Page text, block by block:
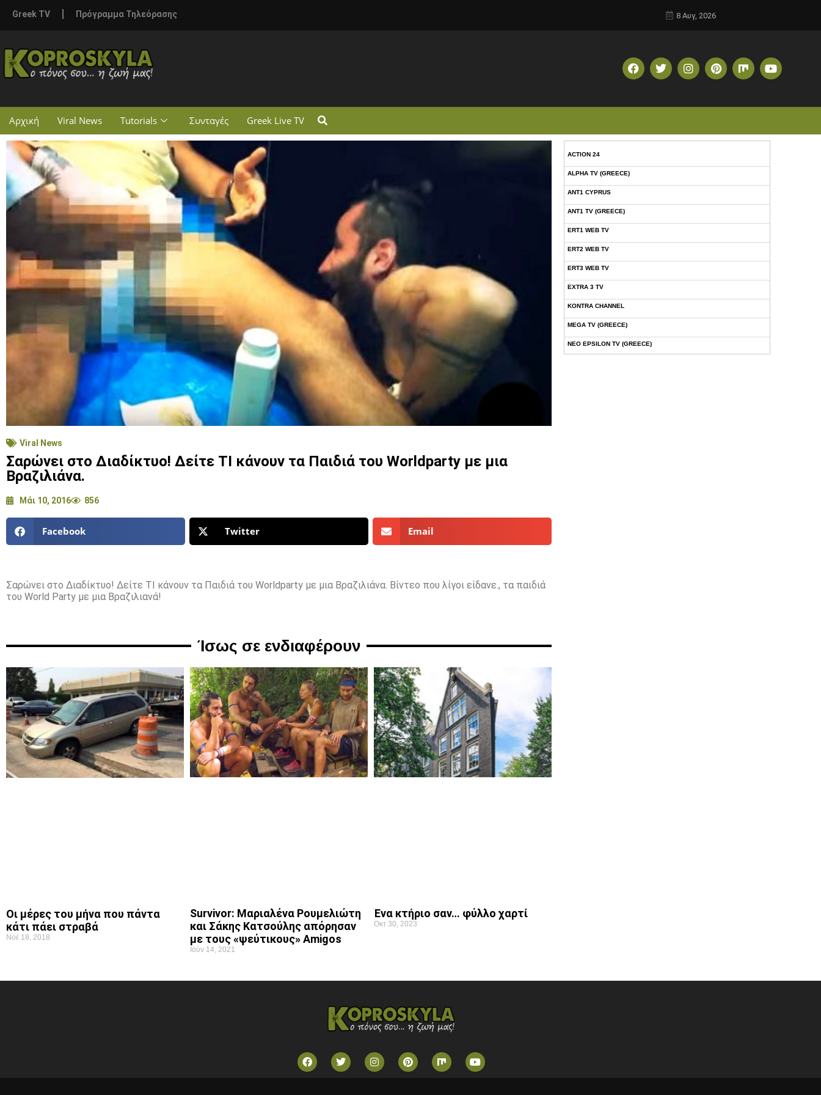
Greek TV Πρόγραμμα Τηλεόρασης 8 Αυγ, 2026
Αρχική Viral News Tutorials Συνταγές Greek Live TV
Viral News
Σαρώνει στο Διαδίκτυο! Δείτε ΤΙ κάνουν τα Παιδιά του Worldparty με μια
Βραζιλιάνα.
Μάι 10, 2016 856
Facebook Twitter Email
Σαρώνει στο Διαδίκτυο! Δείτε ΤΙ κάνουν τα Παιδιά του Worldparty με μια Βραζιλιάνα. Βίντεο που λίγοι είδανε., τα παιδιά
του World Party με μια Βραζιλιανά!
Ίσως σε ενδιαφέρουν
Οι μέρες του μήνα που πάντα
κάτι πάει στραβά
Νοέ 18, 2018
Survivor: Μαριαλένα Ρουμελιώτη
και Σάκης Κατσούλης απόρησαν
με τους «ψεύτικους» Amigos
Ιούν 14, 2021
Ένα κτήριο σαν… φύλλο χαρτί
Οκτ 30, 2023
ACTION 24
ALPHA TV (GREECE)
ANT1 CYPRUS
ANT1 TV (GREECE)
ERT1 WEB TV
ERT2 WEB TV
ERT3 WEB TV
EXTRA 3 TV
KONTRA CHANNEL
MEGA TV (GREECE)
NEO EPSILON TV (GREECE)